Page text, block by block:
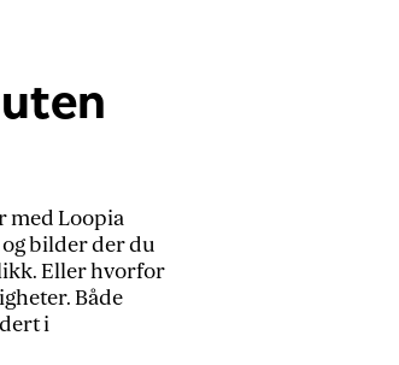
med Loopia
bilder der du
Eller hvorfor
Både
i